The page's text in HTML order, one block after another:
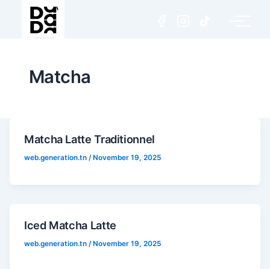
Matcha
Matcha Latte Traditionnel
web.generation.tn / November 19, 2025
Iced Matcha Latte
web.generation.tn /November 19, 2025